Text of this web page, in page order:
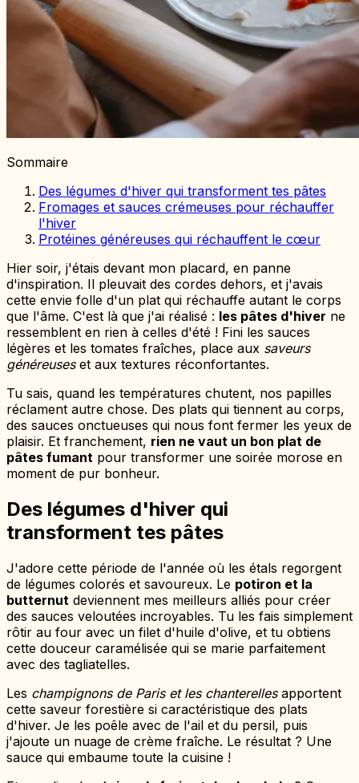
Sommaire
Des légumes d'hiver qui transforment tes pâtes
Fromages et sauces crémeuses pour réchauffer
l'hiver
Protéines généreuses qui réchauffent le cœur
Hier soir, j'étais devant mon placard, en panne
d'inspiration. Il pleuvait des cordes dehors, et j'avais
cette envie folle d'un plat qui réchauffe autant le corps
que l'âme. C'est là que j'ai réalisé : les pâtes d'hiver ne
ressemblent en rien à celles d'été ! Fini les sauces
légères et les tomates fraîches, place aux saveurs
généreuseset aux textures réconfortantes.
Tu sais, quand les températures chutent, nos papilles
réclament autre chose. Des plats qui tiennent au corps,
des sauces onctueuses qui nous font fermer les yeux de
plaisir. Et franchement, rien ne vaut un bon plat de
pâtes fumant pour transformer une soirée morose en
moment de pur bonheur.
Des légumes d'hiver qui
transforment tes pâtes
J'adore cette période de l'année où les étals regorgent
de légumes colorés et savoureux. Le potiron et la
butternut deviennent mes meilleurs alliés pour créer
des sauces veloutées incroyables. Tu les fais simplement
rôtir au four avec un filet d'huile d'olive, et tu obtiens
cette douceur caramélisée qui se marie parfaitement
avec des tagliatelles.
Les champignons de Paris et les chanterellesapportent
cette saveur forestière si caractéristique des plats
d'hiver. Je les poêle avec de l'ail et du persil, puis
j'ajoute un nuage de crème fraîche. Le résultat ? Une
sauce qui embaume toute la cuisine !